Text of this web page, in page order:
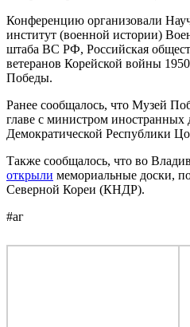
Конференцию организовали
институт (военной истории)
штаба ВС РФ, Российская
ветеранов Корейской войны
Победы.
Ранее сообщалось, что Музей
главе с министром
Демократической Республики
Также сообщалось, что во
открыли мемориальные доски,
Северной Кореи (КНДР).
#аг